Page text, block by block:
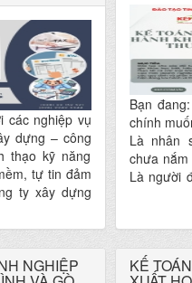
các nghiệp vụ
dựng – công
thạo kỹ năng
tự tin đảm
ty xây dựng
hiểu và bám
hiện hành?
HỌC KẾ
Bạn
chính
Là nhân
chưa
Là người
THUẾ tại
là lựa
NGHIỆP KẾ